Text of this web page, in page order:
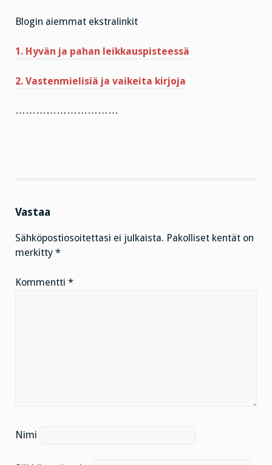
Blogin aiemmat ekstralinkit
1. Hyvän ja pahan leikkauspisteessä
2. Vastenmielisiä ja vaikeita kirjoja
…………………………
Vastaa
Sähköpostiosoitettasi ei julkaista. Pakolliset kentät on
merkitty *
Kommentti *
Nimi